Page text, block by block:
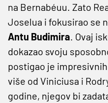
na Bernabéuu. Zato
Joselua i fokusirao se
Antu Budimira. Ovaj
dokazao svoju
postigao je
više od Viniciusa i
godine, njegov bi